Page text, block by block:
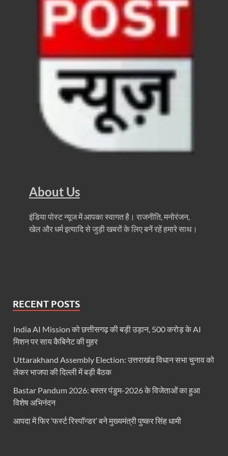
Uttarakhandi Song Launch: मुख्यमंत्री ने पैंली-पैंली बार
Uttarkhand Development Project: मुख्यमंत्री ने
Aravalli Satyagraha Yatra: अरावली की रक्षा के लिए
Rhythm of the Universe: यशोभूमि में ‘रिदम ऑफ
Voter Mapping: मतदाता मैपिंग आसान बनाने के लिए
PM Adarsh Gram Yojana: योगी सरकार का बड़ा कदम,
Rabri Devi Residence: रात के अंधेरे में खाली होने लगा
Northern Railway News: उत्तर रेलवे ने हिमाचल
Nitin Nabin Bihar Visit: बिहार दौरे पर रहेंगे बीजेपी के
Kisan Samman Diwas: किसान सम्मान दिवस’ मनाएगी
UP Vidhan Sabha Budget: योगी सरकार ने
UP Vidhan Sabha:देश में दो नमूने हैं, जब कोई चर्चा होती
FCI News: पहली बार फूड कॉर्पोरेशन ऑफ इंडिया (FCI)
About Us
इंडिया पोस्ट न्यूज में आपका स्वागत है। राजनीति, मनोरंजन,
खेल और धर्म इत्यादि से जुड़ी खबरों के लिए बनें रहें हमारे साथ।
RECENT POSTS
India AI Mission को छत्तीसगढ़ की बड़ी उड़ान, 500 करोड़ के AI
मिशन पर साय कैबिनेट की मुहर
Uttarakhand Assembly Election: उत्तराखंड विधान सभा चुनाव को
लेकर भाजपा की दिल्ली में बड़ी बैठक
Bastar Pandum 2026: बस्तर पंडुम-2026 के विजेताओं का हुआ
विशेष अभिनंदन
आपदा में फिर ‘फर्स्ट रिस्पॉन्डर’ बने मुख्यमंत्री पुष्कर सिंह धामी